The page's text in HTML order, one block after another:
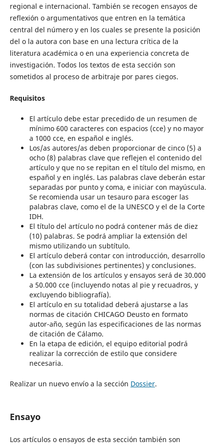
regional e internacional. También se recogen ensayos de
reflexión o argumentativos que entren en la temática
central del número y en los cuales se presente la posición
del o la autora con base en una lectura crítica de la
literatura académica o en una experiencia concreta de
investigación. Todos los textos de esta sección son
sometidos al proceso de arbitraje por pares ciegos.
Requisitos
El artículo debe estar precedido de un resumen de
mínimo 600 caracteres con espacios (cce) y no mayor
a 1000 cce, en español e inglés.
Los/as autores/as deben proporcionar de cinco (5) a
ocho (8) palabras clave que reflejen el contenido del
artículo y que no se repitan en el título del mismo, en
español y en inglés. Las palabras clave deberán estar
separadas por punto y coma, e iniciar con mayúscula.
Se recomienda usar un tesauro para escoger las
palabras clave, como el de la UNESCO y el de la Corte
IDH.
El título del artículo no podrá contener más de diez
(10) palabras. Se podrá ampliar la extensión del
mismo utilizando un subtítulo.
El artículo deberá contar con introducción, desarrollo
(con las subdivisiones pertinentes) y conclusiones.
La extensión de los artículos y ensayos será de 30.000
a 50.000 cce (incluyendo notas al pie y recuadros, y
excluyendo bibliografía).
El artículo en su totalidad deberá ajustarse a las
normas de citación CHICAGO Deusto en formato
autor-año, según las especificaciones de las normas
de citación de Cálamo.
En la etapa de edición, el equipo editorial podrá
realizar la corrección de estilo que considere
necesaria.
Realizar un nuevo envío a la sección Dossier.
Ensayo
Los artículos o ensayos de esta sección también son